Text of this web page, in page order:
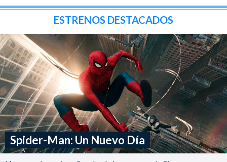
ESTRENOS DESTACADOS
Spider-Man: Un Nuevo Día